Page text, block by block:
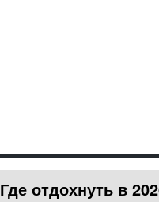
Где отдохнуть в